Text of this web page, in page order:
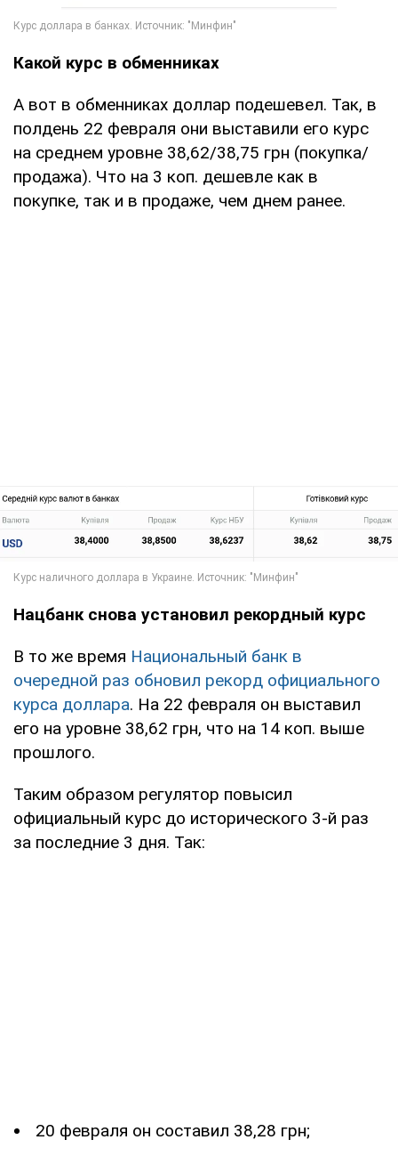
Какой курс в обменниках
А вот в обменниках доллар подешевел. Так, в
полдень 22 февраля они выставили его курс
на среднем уровне 38,62/38,75 грн (покупка/
продажа). Что на 3 коп. дешевле как в
покупке, так и в продаже, чем днем ранее.
Нацбанк снова установил рекордный курс
В то же время Национальный банк в
очередной раз обновил рекорд официального
курса доллара. На 22 февраля он выставил
его на уровне 38,62 грн, что на 14 коп. выше
прошлого.
Таким образом регулятор повысил
официальный курс до исторического 3-й раз
за последние 3 дня. Так:
20 февраля он составил 38,28 грн;